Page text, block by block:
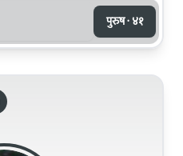
पुरुष · ४१